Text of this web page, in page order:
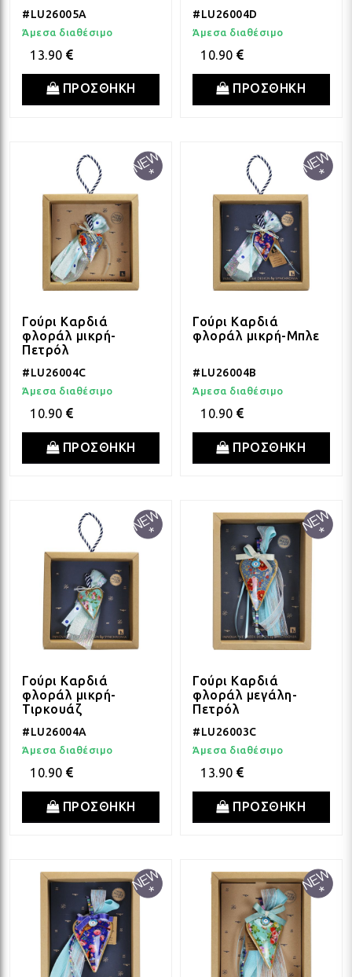
#LU26005A
Άμεσα διαθέσιμο
13.90
ΠΡΟΣΘΗΚΗ
#LU26004D
Άμεσα διαθέσιμο
10.90
ΠΡΟΣΘΗΚΗ
Γούρι Καρδιά
φλοράλ μικρή-
Πετρόλ
#LU26004C
Άμεσα διαθέσιμο
10.90
ΠΡΟΣΘΗΚΗ
Γούρι Καρδιά
φλοράλ μικρή-Μπλε
#LU26004B
Άμεσα διαθέσιμο
10.90
ΠΡΟΣΘΗΚΗ
Γούρι Καρδιά
φλοράλ μικρή-
Τιρκουάζ
#LU26004A
Άμεσα διαθέσιμο
10.90
ΠΡΟΣΘΗΚΗ
Γούρι Καρδιά
φλοράλ μεγάλη-
Πετρόλ
#LU26003C
Άμεσα διαθέσιμο
13.90
ΠΡΟΣΘΗΚΗ